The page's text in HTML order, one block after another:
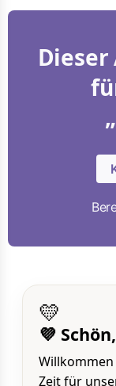
💛
💜
Zeit für